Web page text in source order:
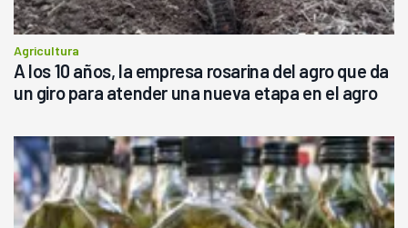
Agricultura
A los 10 años, la empresa rosarina del agro que da
un giro para atender una nueva etapa en el agro